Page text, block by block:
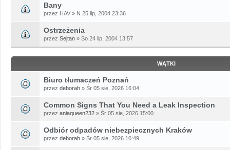
Bany
przez HAV » N 25 lip, 2004 23:36
Ostrzeżenia
przez Sejtan » So 24 lip, 2004 13:57
WĄTKI
Biuro tłumaczeń Poznań
przez deborah » Śr 05 sie, 2026 16:04
Common Signs That You Need a Leak Inspection
przez aniaqueen232 » Śr 05 sie, 2026 15:00
Odbiór odpadów niebezpiecznych Kraków
przez deborah » Śr 05 sie, 2026 10:49